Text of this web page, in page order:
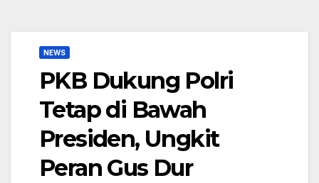
NEWS
PKB Dukung Polri
Tetap di Bawah
Presiden, Ungkit
Peran Gus Dur